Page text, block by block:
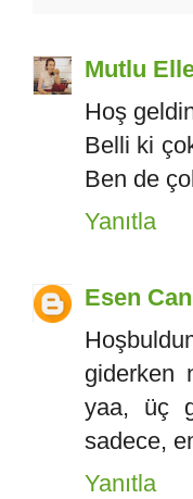
Mutlu
Hoş
Belli ki
Ben de
Yanıtla
Esen Can
giderken
yaa, üç
sadece,
Yanıtla